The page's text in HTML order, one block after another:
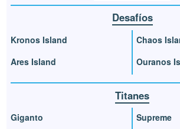
Desafíos
Kronos Island
Ares Island
Chaos
Ouranos
Titanes
Giganto
Supreme